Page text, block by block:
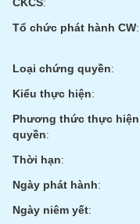
Tổ chức phát hành CW:
Loại chứng quyền:
Kiểu thực hiện:
Phương thức thực hiện
quyền:
Thời hạn:
Ngày phát hành:
Ngày niêm yết:
Tất cả Người nội bộ
Tin
tức
(-)
viết
tác
giả
(-)